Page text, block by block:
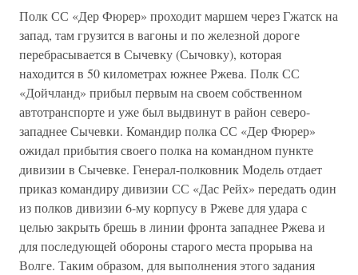
Полк СС «Дер Фюрер» проходит маршем через Гжатск на
запад, там грузится в вагоны и по железной дороге
перебрасывается в Сычевку (Сычовку), которая
находится в 50 километрах южнее Ржева. Полк СС
«Дойчланд» прибыл первым на своем собственном
автотранспорте и уже был выдвинут в район северо-
западнее Сычевки. Командир полка СС «Дер Фюрер»
ожидал прибытия своего полка на командном пункте
дивизии в Сычевке. Генерал-полковник Модель отдает
приказ командиру дивизии СС «Дас Рейх» передать один
из полков дивизии 6-му корпусу в Ржеве для удара с
целью закрыть брешь в линии фронта западнее Ржева и
для последующей обороны старого места прорыва на
Волге. Таким образом, для выполнения этого задания